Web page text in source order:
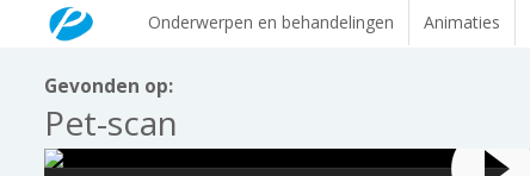
Onderwerpen en behandelingen Animaties
Gevonden op:
Pet-scan